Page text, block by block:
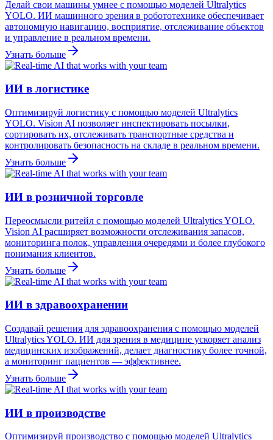
Делай свои машины умнее с помощью моделей Ultralytics
YOLO. ИИ машинного зрения в робототехнике обеспечивает
автономную навигацию, восприятие, отслеживание объектов
и управление в реальном времени.
Узнать больше
ИИ в логистике
Оптимизируй логистику с помощью моделей Ultralytics
YOLO. Vision AI позволяет инспектировать посылки,
сортировать их, отслеживать транспортные средства и
контролировать безопасность на складе в реальном времени.
Узнать больше
ИИ в розничной торговле
Переосмысли ритейл с помощью моделей Ultralytics YOLO.
Vision AI расширяет возможности отслеживания запасов,
мониторинга полок, управления очередями и более глубокого
понимания клиентов.
Узнать больше
ИИ в здравоохранении
Создавай решения для здравоохранения с помощью моделей
Ultralytics YOLO. ИИ для зрения в медицине ускоряет анализ
медицинских изображений, делает диагностику более точной,
а мониторинг пациентов — эффективнее.
Узнать больше
ИИ в производстве
Оптимизируй производство с помощью моделей Ultralytics